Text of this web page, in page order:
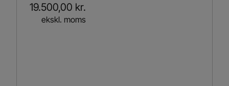
19.500,00 kr.
ekskl. moms